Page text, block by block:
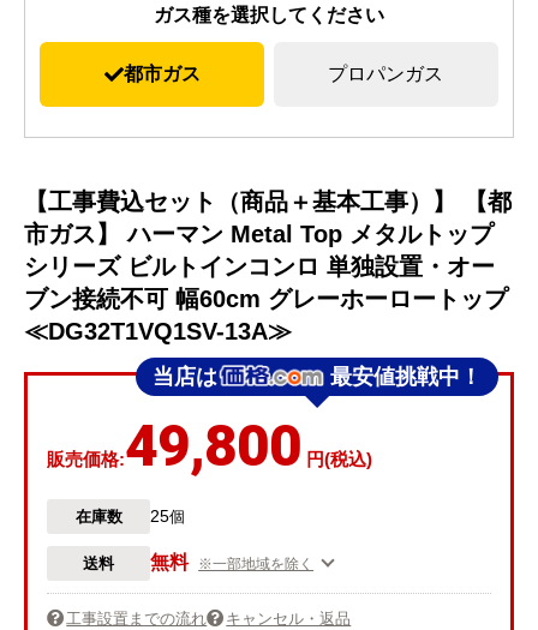
ガス種を選択してください
都市ガス プロパンガス
【工事費込セット（商品＋基本工事）】 【都
市ガス】 ハーマン Metal Top メタルトップ
シリーズ ビルトインコンロ 単独設置・オー
ブン接続不可 幅60cm グレーホーロートップ
≪DG32T1VQ1SV-13A≫
当店は 最安値挑戦中！
販売価格:49,800 円(税込)
在庫数 25個
送料 無料 ※一部地域を除く
工事設置までの流れ キャンセル・返品